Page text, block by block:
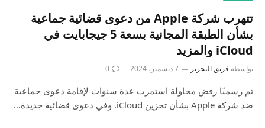
تتهرب شركة Apple من دعوى قضائية جماعية
بشأن الطبقة المجانية بسعة 5 جيجابايت في
iCloud والمزيد
بواسطة فريق التحرير 7 ديسمبر، 2024 0
تم رسميًا رفض محاولة استمرت عدة سنوات لإقامة دعوى جماعية
ضد شركة Apple بشأن تخزين iCloud. وفي دعوى قضائية جديدة…